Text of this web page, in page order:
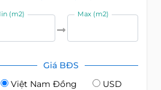
(m2) Max (m2)
Giá BĐS
Việt Nam Đồng
USD